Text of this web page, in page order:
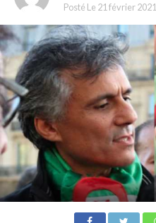
Posté Le 21 février 2021